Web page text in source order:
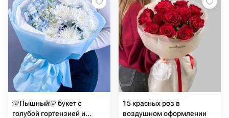
🩵Пышный🩵 букет с
голубой гортензией и
15 красных роз в
воздушном оформлении